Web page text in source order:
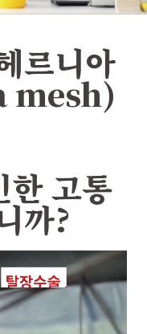
르니아
mesh)
한 고통
까?